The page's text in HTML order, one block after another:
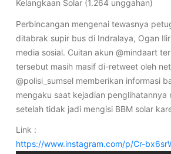
Kelangkaan Solar (1.264 unggahan)
Perbincangan mengenai tewasnya
ditabrak supir bus di Indralaya, Ogan
media sosial. Cuitan akun @mindaart
tersebut masih masif di-retweet oleh
@polisi_sumsel memberikan informasi
mengaku saat kejadian penglihatannya
setelah tidak jadi mengisi BBM solar
Link :
https://www.instagram.com/p/Cr-